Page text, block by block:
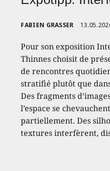
FABIEN GRASSER
Pour son exposition
Thinnes choisit de
de rencontres
stratifié plutôt que
Des fragments
l’espace se
partiellement. Des
textures interfèrent,